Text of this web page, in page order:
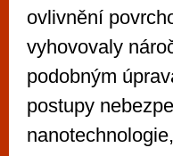
ovlivnění
vyhovovaly
podobným
postupy